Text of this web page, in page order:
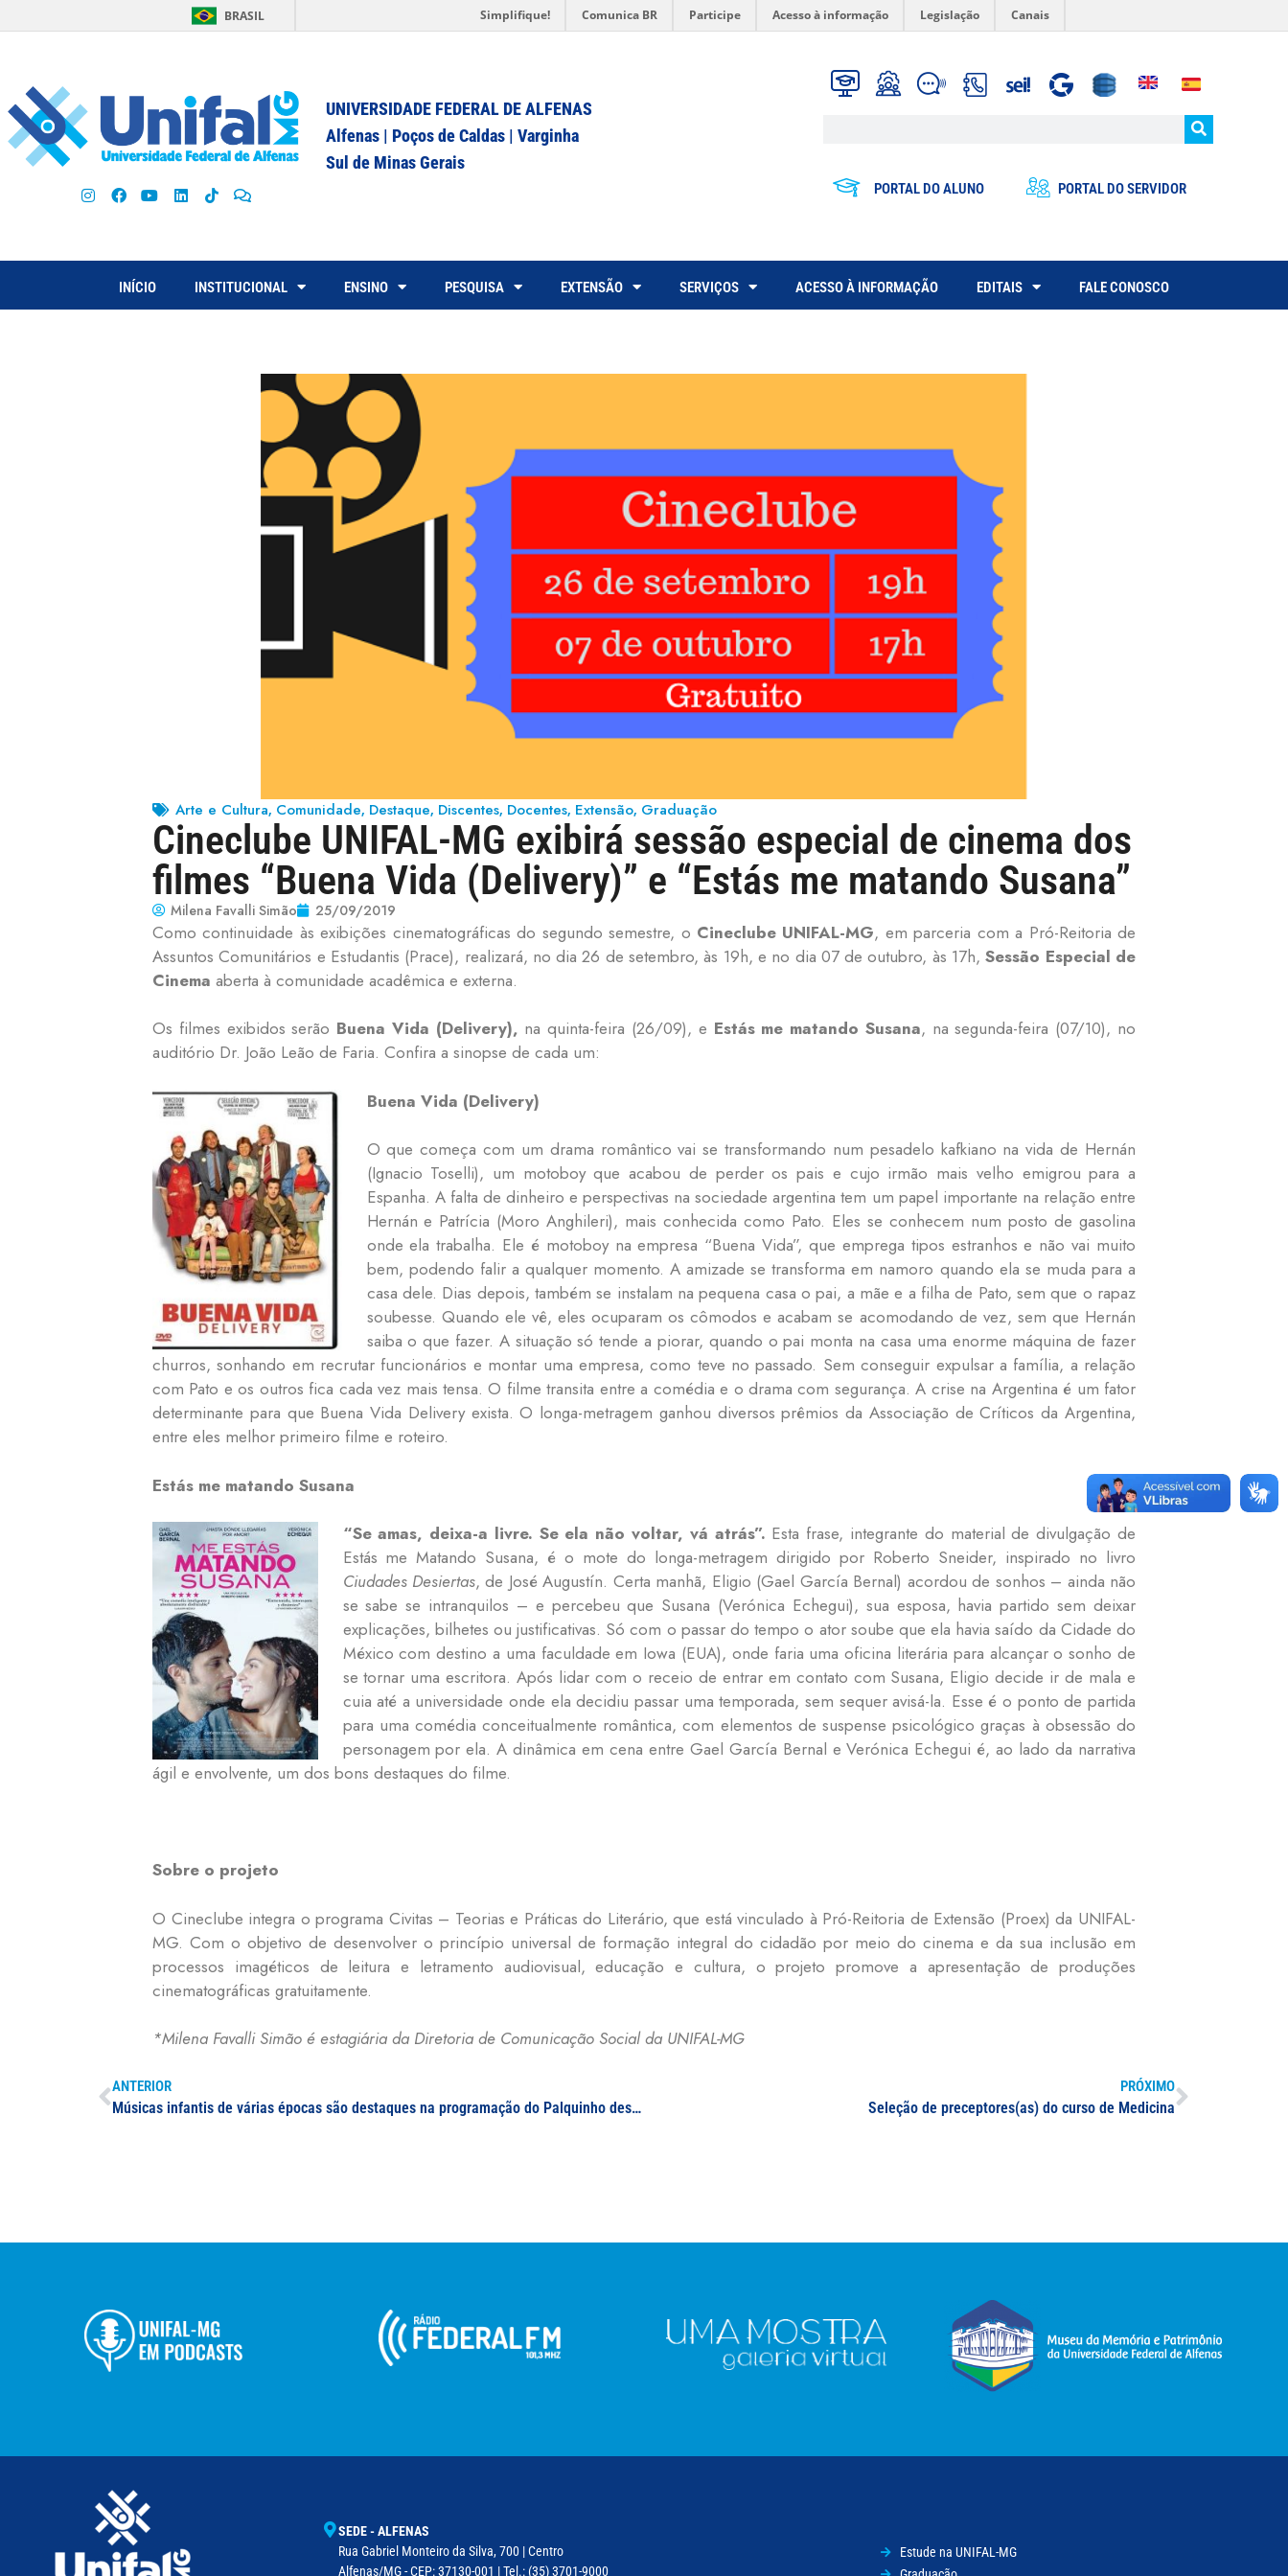
BRASIL Simplifique! Comunica BR Participe Acesso à informação Legislação Canais
UNIVERSIDADE FEDERAL DE ALFENAS
Alfenas | Poços de Caldas | Varginha
Sul de Minas Gerais
PORTAL DO ALUNO PORTAL DO SERVIDOR
INÍCIO INSTITUCIONAL ENSINO PESQUISA EXTENSÃO SERVIÇOS ACESSO À INFORMAÇÃO EDITAIS FALE CONOSCO
Arte e Cultura, Comunidade, Destaque, Discentes, Docentes, Extensão, Graduação
Cineclube UNIFAL-MG exibirá sessão especial de cinema dos
filmes “Buena Vida (Delivery)” e “Estás me matando Susana”
Milena Favalli Simão 25/09/2019
Como continuidade às exibições cinematográficas do segundo semestre, o Cineclube UNIFAL-MG, em parceria com a Pró-Reitoria de
Assuntos Comunitários e Estudantis (Prace), realizará, no dia 26 de setembro, às 19h, e no dia 07 de outubro, às 17h,Sessão Especial de
Cinema aberta à comunidade acadêmica e externa.
Os filmes exibidos serão Buena Vida (Delivery), na quinta-feira (26/09), e Estás me matando Susana, na segunda-feira (07/10), no
auditório Dr. João Leão de Faria. Confira a sinopse de cada um:
Buena Vida (Delivery)
O que começa com um drama romântico vai se transformando num pesadelo kafkiano na vida de Hernán
(Ignacio Toselli), um motoboy que acabou de perder os pais e cujo irmão mais velho emigrou para a
Espanha. A falta de dinheiro e perspectivas na sociedade argentina tem um papel importante na relação entre
Hernán e Patrícia (Moro Anghileri), mais conhecida como Pato. Eles se conhecem num posto de gasolina
onde ela trabalha. Ele é motoboy na empresa “Buena Vida”, que emprega tipos estranhos e não vai muito
bem, podendo falir a qualquer momento. A amizade se transforma em namoro quando ela se muda para a
casa dele. Dias depois, também se instalam na pequena casa o pai, a mãe e a filha de Pato, sem que o rapaz
soubesse. Quando ele vê, eles ocuparam os cômodos e acabam se acomodando de vez, sem que Hernán
saiba o que fazer. A situação só tende a piorar, quando o pai monta na casa uma enorme máquina de fazer
churros, sonhando em recrutar funcionários e montar uma empresa, como teve no passado. Sem conseguir expulsar a família, a relação
com Pato e os outros fica cada vez mais tensa. O filme transita entre a comédia e o drama com segurança. A crise na Argentina é um fator
determinante para que Buena Vida Delivery exista. O longa-metragem ganhou diversos prêmios da Associação de Críticos da Argentina,
entre eles melhor primeiro filme e roteiro.
Estás me matando Susana
“Se amas, deixa-a livre. Se ela não voltar, vá atrás”. Esta frase, integrante do material de divulgação de
Estás me Matando Susana, é o mote do longa-metragem dirigido por Roberto Sneider, inspirado no livro
Ciudades Desiertas, de José Augustín. Certa manhã, Eligio (Gael García Bernal) acordou de sonhos – ainda não
se sabe se intranquilos – e percebeu que Susana (Verónica Echegui), sua esposa, havia partido sem deixar
explicações, bilhetes ou justificativas. Só com o passar do tempo o ator soube que ela havia saído da Cidade do
México com destino a uma faculdade em Iowa (EUA), onde faria uma oficina literária para alcançar o sonho de
se tornar uma escritora. Após lidar com o receio de entrar em contato com Susana, Eligio decide ir de mala e
cuia até a universidade onde ela decidiu passar uma temporada, sem sequer avisá-la. Esse é o ponto de partida
para uma comédia conceitualmente romântica, com elementos de suspense psicológico graças à obsessão do
personagem por ela. A dinâmica em cena entre Gael García Bernal e Verónica Echegui é, ao lado da narrativa
ágil e envolvente, um dos bons destaques do filme.
Sobre o projeto
O Cineclube integra o programa Civitas – Teorias e Práticas do Literário, que está vinculado à Pró-Reitoria de Extensão (Proex) da UNIFAL-
MG. Com o objetivo de desenvolver o princípio universal de formação integral do cidadão por meio do cinema e da sua inclusão em
processos imagéticos de leitura e letramento audiovisual, educação e cultura, o projeto promove a apresentação de produções
cinematográficas gratuitamente.
*Milena Favalli Simão é estagiária da Diretoria de Comunicação Social da UNIFAL-MG
ANTERIOR
Músicas infantis de várias épocas são destaques na programação do Palquinho desta quinta-feira, 26/09; apresentação acontecerá no hall do Prédio R
PRÓXIMO
Seleção de preceptores(as) do curso de Medicina
SEDE - ALFENAS
Rua Gabriel Monteiro da Silva, 700 | Centro
Alfenas/MG - CEP: 37130-001 | Tel.: (35) 3701-9000
Estude na UNIFAL-MG